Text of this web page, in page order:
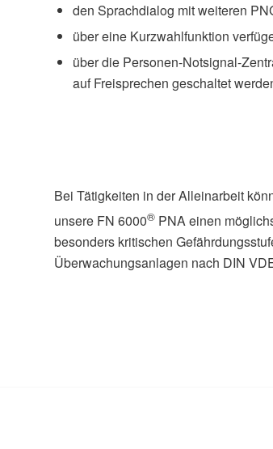
den Sprachdialog mit weiteren
über eine Kurzwahlfunktion
über die Personen-Notsignal-
auf Freisprechen geschaltet
Bei Tätigkeiten in der Alleinarbeit
unsere FN 6000® PNA einen
besonders kritischen
Überwachungsanlagen nach DIN